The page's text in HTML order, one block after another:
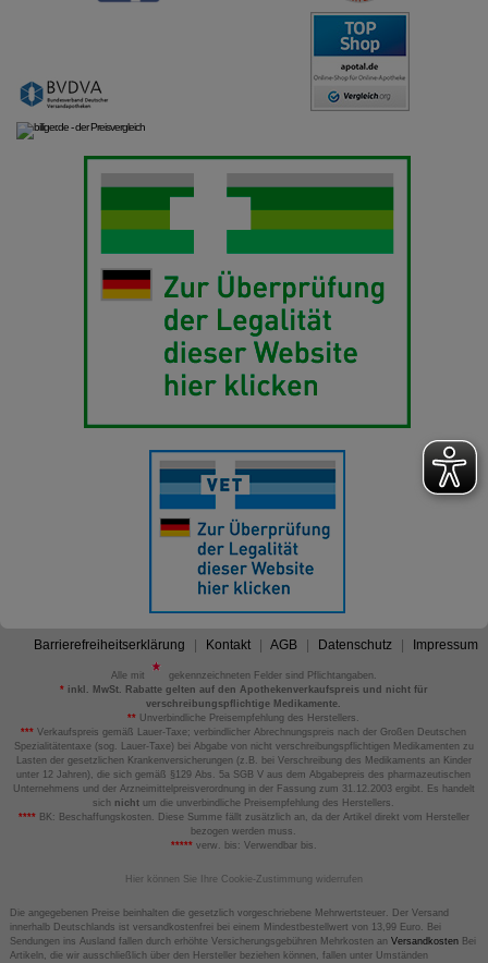
Barrierefreiheitserklärung Kontakt AGB Datenschutz Impressum
Alle mit
gekennzeichneten Felder sind Pflichtangaben.
*inkl. MwSt. Rabatte gelten auf den Apothekenverkaufspreis und nicht für
verschreibungspflichtige Medikamente.
** Unverbindliche Preisempfehlung des Herstellers.
*** Verkaufspreis gemäß Lauer-Taxe; verbindlicher Abrechnungspreis nach der Großen Deutschen
Spezialitätentaxe (sog. Lauer-Taxe) bei Abgabe von nicht verschreibungspflichtigen Medikamenten zu
Lasten der gesetzlichen Krankenversicherungen (z.B. bei Verschreibung des Medikaments an Kinder
unter 12 Jahren), die sich gemäß §129 Abs. 5a SGB V aus dem Abgabepreis des pharmazeutischen
Unternehmens und der Arzneimittelpreisverordnung in der Fassung zum 31.12.2003 ergibt. Es handelt
sich nicht um die unverbindliche Preisempfehlung des Herstellers.
****BK: Beschaffungskosten. Diese Summe fällt zusätzlich an, da der Artikel direkt vom Hersteller
bezogen werden muss.
*****verw. bis: Verwendbar bis.
Hier können Sie Ihre Cookie-Zustimmung widerrufen
Die angegebenen Preise beinhalten die gesetzlich vorgeschriebene Mehrwertsteuer. Der Versand
innerhalb Deutschlands ist versandkostenfrei bei einem Mindestbestellwert von 13,99 Euro. Bei
Sendungen ins Ausland fallen durch erhöhte Versicherungsgebühren Mehrkosten an VersandkostenBei
Artikeln, die wir ausschließlich über den Hersteller beziehen können, fallen unter Umständen